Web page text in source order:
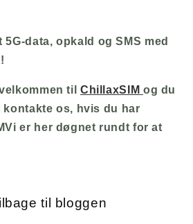
data, opkald og SMS med
til ChillaxSIM og du
kontakte os, hvis du har
Vi er her døgnet rundt for at
til bloggen